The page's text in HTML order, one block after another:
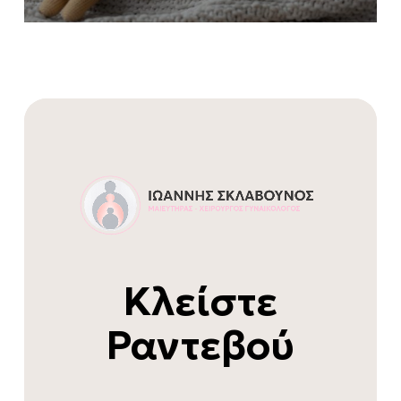
Κλείστε
Ραντεβού